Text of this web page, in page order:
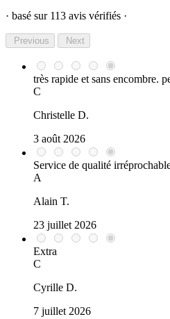
· basé sur 113 avis vérifiés ·
Previous Next
très rapide et sans encombre.
C
Christelle D.
3 août 2026
Service de qualité
A
Alain T.
23 juillet 2026
Extra
C
Cyrille D.
7 juillet 2026